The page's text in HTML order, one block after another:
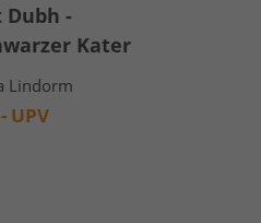
Dubh -
Kater
Lindorm
UPV